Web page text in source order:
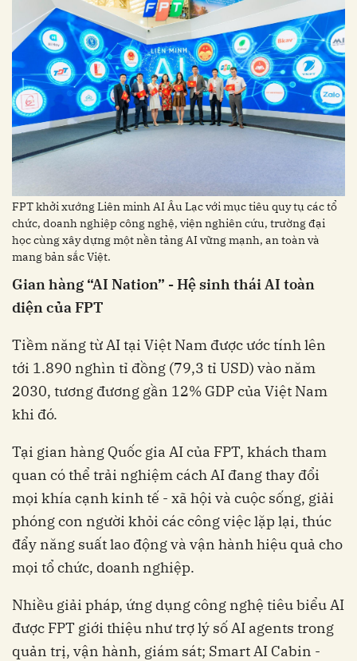
FPT khởi xướng Liên minh AI Âu Lạc với mục tiêu quy tụ các tổ
chức, doanh nghiệp công nghệ, viện nghiên cứu, trường đại
học cùng xây dựng một nền tảng AI vững mạnh, an toàn và
mang bản sắc Việt.
Gian hàng “AI Nation” - Hệ sinh thái AI toàn
diện của FPT
tới 1.890 nghìn tỉ đồng (79,3 tỉ USD) vào năm
2030,‏‏ tương đương gần 12% GDP của Việt Nam
quan có thể trải nghiệm cách AI đang thay đổi
mọi khía cạnh kinh tế - xã hội và cuộc sống, ‏‏giải
phóng con người khỏi các công việc lặp lại, thúc
đẩy năng suất lao động và vận hành hiệu quả cho
mọi tổ chức, doanh nghiệp‏‏.
Nhiều giải pháp, ứng dụng công nghệ tiêu biểu AI
được FPT giới thiệu như trợ lý số AI agents trong
quản trị, vận hành, giám sát; Smart AI Cabin -